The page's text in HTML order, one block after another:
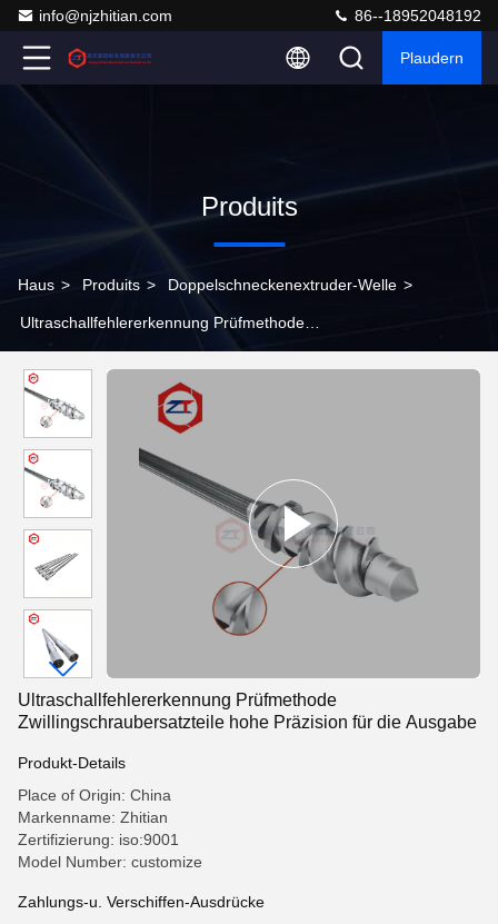
info@njzhitian.com 86--18952048192
Plaudern
Produits
Haus > Produits > Doppelschneckenextruder-Welle >
Ultraschallfehlererkennung Prüfmethode
Ultraschallfehlererkennung Prüfmethode
Zwillingschraubersatzteile hohe Präzision für die Ausgabe
Produkt-Details
Place of Origin: China
Markenname: Zhitian
Zertifizierung: iso:9001
Model Number: customize
Zahlungs-u. Verschiffen-Ausdrücke